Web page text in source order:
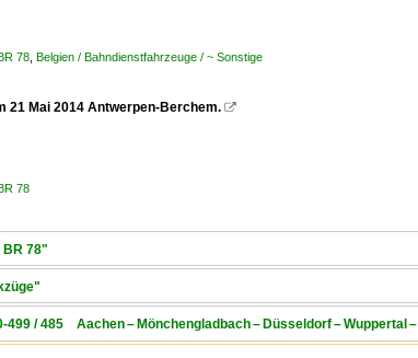
78 Belgien / Bahndienstfahrzeuge / ~ Sonstige
21 Mai 2014 Antwerpen-Berchem. 
78
BR 78"
/ 485 Aachen – Mönchengladbach – Düsseldorf – Wuppertal